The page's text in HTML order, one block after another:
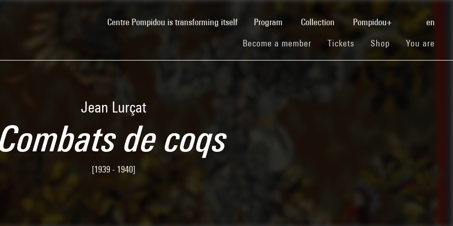
Centre Pompidou is transforming itself(current)Program Collection Pompidou+ en
Become a member (current)
Tickets (current)
Shop (current)You are
Jean Lurçat
de coqs
[1939 - 1940]